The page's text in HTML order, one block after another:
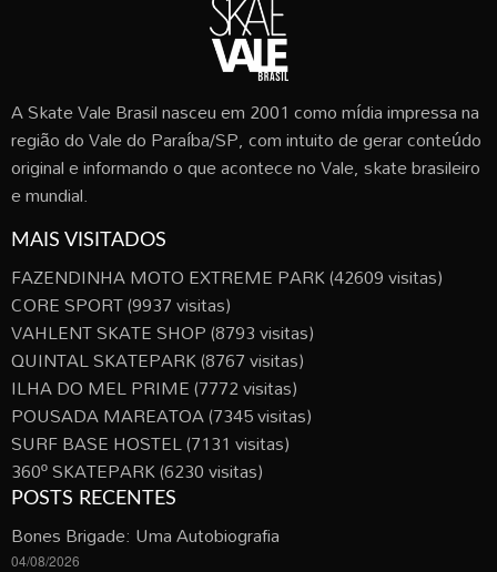
A Skate Vale Brasil nasceu em 2001 como mídia impressa na
região do Vale do Paraíba/SP, com intuito de gerar conteúdo
original e informando o que acontece no Vale, skate brasileiro
e mundial.
MAIS VISITADOS
FAZENDINHA MOTO EXTREME PARK(42609 visitas)
CORE SPORT(9937 visitas)
VAHLENT SKATE SHOP(8793 visitas)
QUINTAL SKATEPARK(8767 visitas)
ILHA DO MEL PRIME(7772 visitas)
POUSADA MAREATOA(7345 visitas)
SURF BASE HOSTEL(7131 visitas)
360º SKATEPARK(6230 visitas)
POSTS RECENTES
Bones Brigade: Uma Autobiografia
04/08/2026